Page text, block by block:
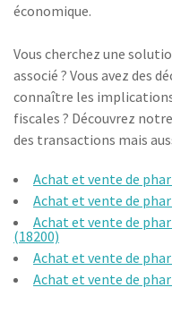
économique.
Vous cherchez une
associé ? Vous avez des
connaître les
fiscales ? Découvrez
des transactions mais
Achat et vente de
Achat et vente de
Achat et vente de
(18200)
Achat et vente de
Achat et vente de